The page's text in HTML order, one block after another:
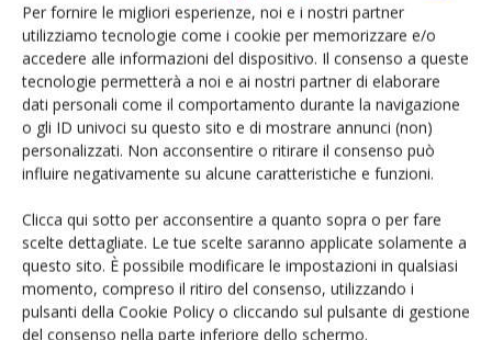
Per fornire le migliori esperienze, noi e i nostri partner
utilizziamo tecnologie come i cookie per memorizzare e/o
accedere alle informazioni del dispositivo. Il consenso a queste
tecnologie permetterà a noi e ai nostri partner di elaborare
dati personali come il comportamento durante la navigazione
o gli ID univoci su questo sito e di mostrare annunci (non)
personalizzati. Non acconsentire o ritirare il consenso può
influire negativamente su alcune caratteristiche e funzioni.
Clicca qui sotto per acconsentire a quanto sopra o per fare
scelte dettagliate. Le tue scelte saranno applicate solamente a
questo sito. È possibile modificare le impostazioni in qualsiasi
momento, compreso il ritiro del consenso, utilizzando i
pulsanti della Cookie Policy o cliccando sul pulsante di gestione
del consenso nella parte inferiore dello schermo.
Salva il mio nome, email e sito web in questo browser per la